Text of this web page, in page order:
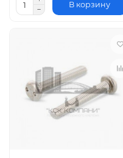
В корзину